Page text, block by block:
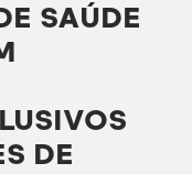
SAÚDE
DE